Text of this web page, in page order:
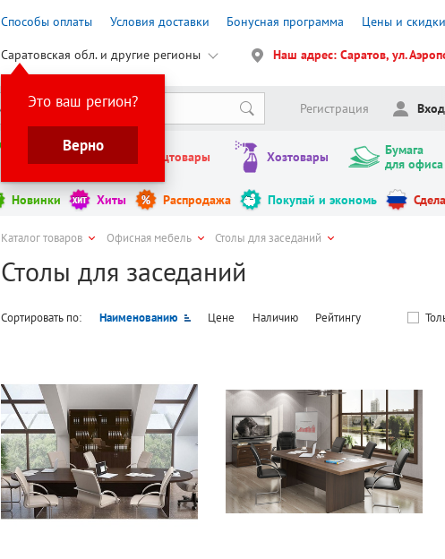
Способы оплаты Условия доставки Бонусная программа Цены и скидки
Саратовская обл. и другие регионы
Это ваш регион?
Верно
Наш адрес: Саратов, ул.
Регистрация Вход
Инструменты Канцтовары Хозтовары
Бумага
для офиса
Новинки Хиты Распродажа Покупай и экономь
Каталог товаров Офисная мебель Столы для заседаний
Столы для заседаний
Сортировать по: Наименованию Цене Наличию Рейтингу